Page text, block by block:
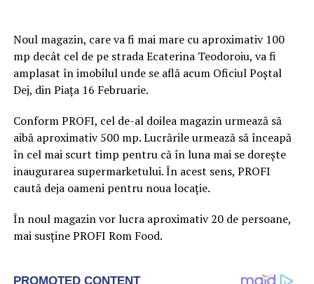
Noul magazin, care va fi mai mare cu aproximativ 100
mp decât cel de pe strada Ecaterina Teodoroiu, va fi
amplasat în imobilul unde se află acum Oficiul Poștal
Dej, din Piața 16 Februarie.
Conform PROFI, cel de-al doilea magazin urmează să
aibă aproximativ 500 mp. Lucrările urmează să înceapă
în cel mai scurt timp pentru că în luna mai se dorește
inaugurarea supermarketului. În acest sens, PROFI
caută deja oameni pentru noua locație.
În noul magazin vor lucra aproximativ 20 de persoane,
mai susține PROFI Rom Food.